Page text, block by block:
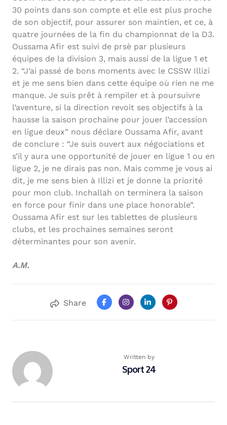
30 points dans son compte et elle est plus proche
de son objectif, pour assurer son maintien, et ce, à
quatre journées de la fin du championnat de la D3.
Oussama Afir est suivi de prsè par plusieurs
équipes de la division 3, mais aussi de la ligue 1 et
2. “J’ai passé de bons moments avec le CSSW Illizi
et je me sens bien dans cette équipe où rien ne me
manque. Je suis prêt à rempiler et à poursuivre
l’aventure, si la direction revoit ses objectifs à la
hausse la saison prochaine pour jouer l’accession
en ligue deux” nous déclare Oussama Afir, avant
de conclure : “Je suis ouvert aux négociations et
s’il y aura une opportunité de jouer en ligue 1 ou en
ligue 2, je ne dirais pas non. Mais comme je vous ai
dit, je me sens bien à Illizi et je donne la priorité
pour mon club. Inchallah on terminera la saison
en force pour finir dans une place honorable”.
Oussama Afir est sur les tablettes de plusieurs
clubs, et les prochaines semaines seront
déterminantes pour son avenir.
A.M.
Share
Written by
Sport 24